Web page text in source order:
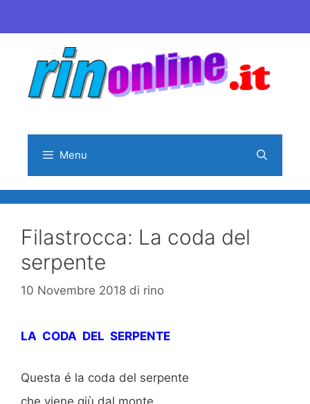
al
contenuto
Menu
Filastrocca: La coda del
serpente
10 Novembre 2018 di rino
LA CODA DEL SERPENTE
Questa é la coda del serpente
che viene giù dal monte